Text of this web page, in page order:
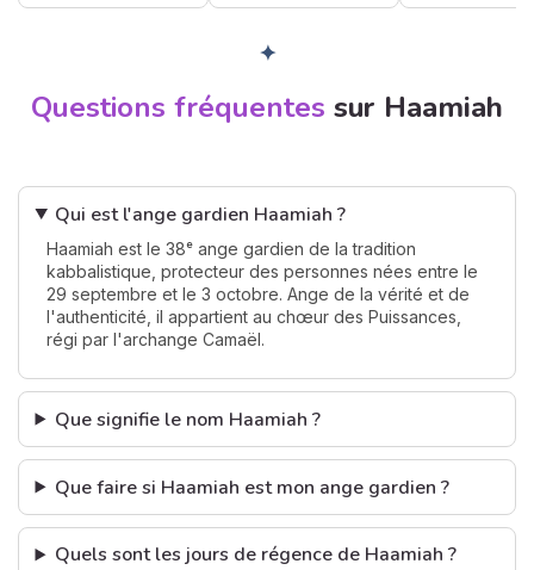
✦
Questions fréquentes sur Haamiah
Qui est l'ange gardien Haamiah ?
Haamiah est le 38ᵉ ange gardien de la tradition
kabbalistique, protecteur des personnes nées entre le
29 septembre et le 3 octobre. Ange de la vérité et de
l'authenticité, il appartient au chœur des Puissances,
régi par l'archange Camaël.
Que signifie le nom Haamiah ?
Que faire si Haamiah est mon ange gardien ?
Quels sont les jours de régence de Haamiah ?